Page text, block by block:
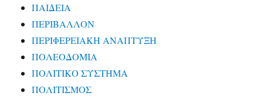
ΠΑΙΔΕΙΑ
ΠΕΡΙΒΑΛΛΟΝ
ΠΕΡΙΦΕΡΕΙΑΚΗ ΑΝΑΠΤΥΞΗ
ΠΟΛΕΟΔΟΜΙΑ
ΠΟΛΙΤΙΚΟ ΣΥΣΤΗΜΑ
ΠΟΛΙΤΙΣΜΟΣ